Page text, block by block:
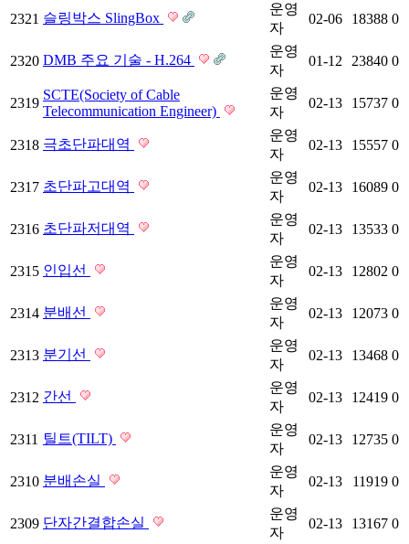
2321 슬링박스 SlingBox
운영
자
02-06 18388 0
2320 DMB 주요 기술 - H.264
운영
자
01-12 23840 0
2319
SCTE(Society of Cable
Telecommunication Engineer)
운영
자
02-13 15737 0
2318 극초단파대역
운영
자
02-13 15557 0
2317 초단파고대역
운영
자
02-13 16089 0
2316 초단파저대역
운영
자
02-13 13533 0
2315 인입선
운영
자
02-13 12802 0
2314 분배선
운영
자
02-13 12073 0
2313 분기선
운영
자
02-13 13468 0
2312 간선
운영
자
02-13 12419 0
2311 틸트(TILT)
운영
자
02-13 12735 0
2310 분배손실
운영
자
02-13 11919 0
2309 단자간결합손실
운영
자
02-13 13167 0